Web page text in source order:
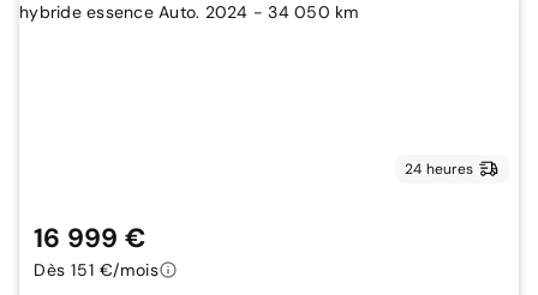
24 heures
16 999 €
Dès 151 €/mois